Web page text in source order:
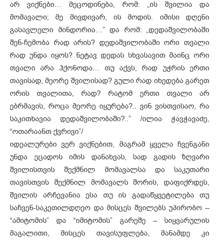
არ ვიქნები… მეცოდინება, რომ: „ის შვილია და
მომავალი; მე მივდივარ, ის მოდის. იმისი დღენი
გასავლელი მინდორია…” და რომ: „დედაშვილობაში
შენ-ჩემობა რად არის? დედაშვილობაში ორი თვალი
რად უნდა იყოს? ნეტავ დედას სხვასავით მაინც ორი
თვალი არა ჰქონოდა… თუ აქვს, რად უჭრის ერთი
თავისად, მეორე შვილისად? გული რად იხედება გარეთ
ორის თვალითა, რად? რატომ ერთი თვალი არ
ებრმავის, როცა მეორე იყურება?.. ვინ ვისთვისაო, რა
საკითხავია დედაშვილობაში?..” /ილია ჭავჭავაძე,
“ოთარაანთ ქვრივი”/
იდეალურები ვერ ვიქნებით, მაგრამ ყველა ჩვენგანი
უნდა ეცადოს იმის დანახვას, სად გადის ზღვარი
შვილისთვის შექმნილ მომავალსა და საკუთარი
თავისთვის შექმნილ მომავალს შორის, დაფიქრდეს,
შვილის არჩევანია ესა თუ ის გადაწყვეტილება თუ
საჩვენ-საკეთილდღეო და მისცეს შვილებს უპირობო –
“ამიტომის” და “იმიტომის” გარეშე – სიყვარულის
მაგალითი, მისცეს თავისუფლება, მანამდე კი